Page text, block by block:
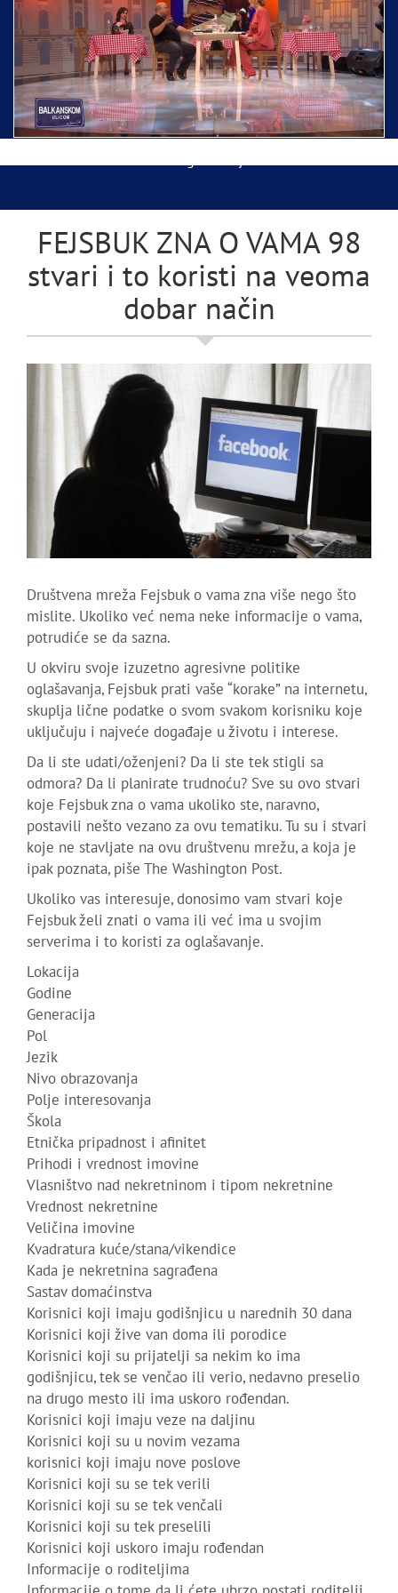
Ispraćaj Pojasa Presvete Bogorodice danas iz
Hrama Svetog Save
FEJSBUK ZNA O VAMA 98
stvari i to koristi na veoma
dobar način
Društvena mreža Fejsbuk o vama zna više nego što
mislite. Ukoliko već nema neke informacije o vama,
potrudiće se da sazna.
U okviru svoje izuzetno agresivne politike
oglašavanja, Fejsbuk prati vaše “korake” na internetu,
skuplja lične podatke o svom svakom korisniku koje
uključuju i najveće događaje u životu i interese.
Da li ste udati/oženjeni? Da li ste tek stigli sa
odmora? Da li planirate trudnoću? Sve su ovo stvari
koje Fejsbuk zna o vama ukoliko ste, naravno,
postavili nešto vezano za ovu tematiku. Tu su i stvari
koje ne stavljate na ovu društvenu mrežu, a koja je
ipak poznata, piše The Washington Post.
Ukoliko vas interesuje, donosimo vam stvari koje
Fejsbuk želi znati o vama ili već ima u svojim
serverima i to koristi za oglašavanje.
Lokacija
Godine
Generacija
Pol
Jezik
Nivo obrazovanja
Polje interesovanja
Škola
Etnička pripadnost i afinitet
Prihodi i vrednost imovine
Vlasništvo nad nekretninom i tipom nekretnine
Vrednost nekretnine
Veličina imovine
Kvadratura kuće/stana/vikendice
Kada je nekretnina sagrađena
Sastav domaćinstva
Korisnici koji imaju godišnjicu u narednih 30 dana
Korisnici koji žive van doma ili porodice
Korisnici koji su prijatelji sa nekim ko ima
godišnjicu, tek se venčao ili verio, nedavno preselio
na drugo mesto ili ima uskoro rođendan.
Korisnici koji imaju veze na daljinu
Korisnici koji su u novim vezama
korisnici koji imaju nove poslove
Korisnici koji su se tek verili
Korisnici koji su se tek venčali
Korisnici koji su tek preselili
Korisnici koji uskoro imaju rođendan
Informacije o roditeljima